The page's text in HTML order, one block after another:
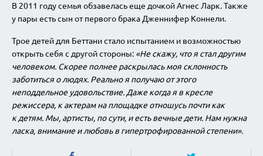
В 2011 году семья обзавелась еще дочкой Агнес Ларк. Также
у пары есть сын от первого брака Дженнифер Коннели.
Трое детей для Беттани стало испытанием и возможностью
открыть себя с другой стороны: «Не скажу, что я стал другим
человеком. Скорее полнее раскрылась моя склонность
заботиться о людях. Реально я получаю от этого
неподдельное удовольствие. Даже когда я в кресле
режиссера, к актерам на площадке отношусь почти как
к детям. Мы, артисты, по сути, и есть вечные дети. Нам нужна
ласка, внимание и любовь в гипертрофированной степени».